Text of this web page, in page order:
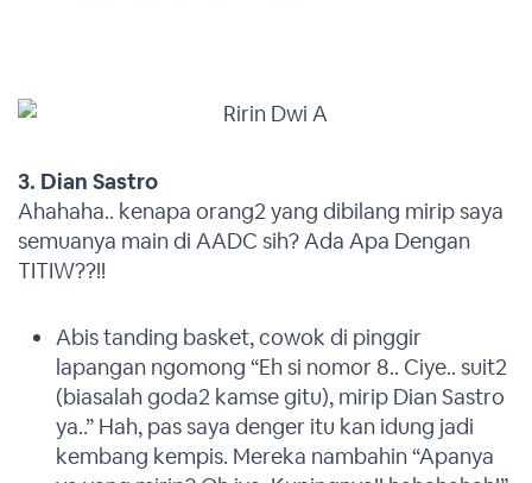
3. Dian Sastro
Ahahaha.. kenapa orang2 yang dibilang mirip saya
semuanya main di AADC sih? Ada Apa Dengan
TITIW??!!
Abis tanding basket, cowok di pinggir
lapangan ngomong “Eh si nomor 8.. Ciye.. suit2
(biasalah goda2 kamse gitu), mirip Dian Sastro
ya..” Hah, pas saya denger itu kan idung jadi
kembang kempis. Mereka nambahin “Apanya